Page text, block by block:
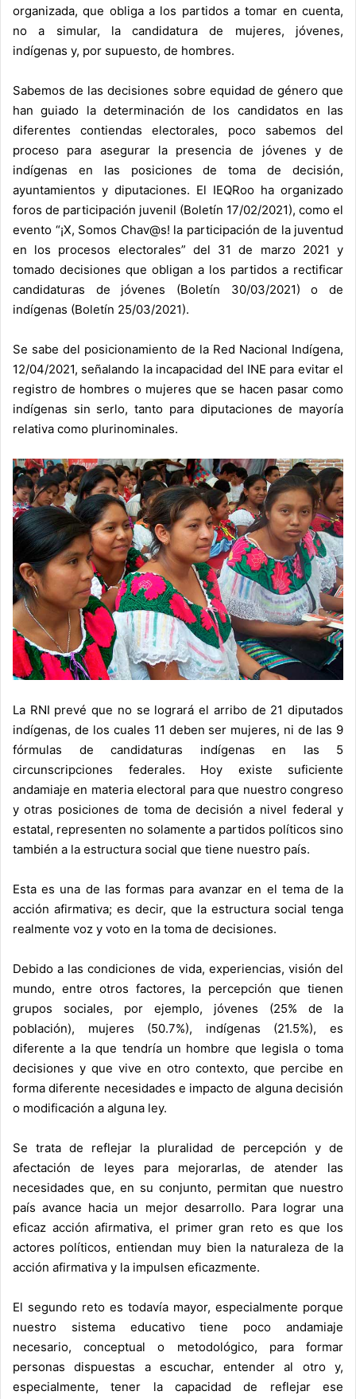
organizada, que obliga a los partidos a tomar en cuenta,
no a simular, la candidatura de mujeres, jóvenes,
indígenas y, por supuesto, de hombres.
Sabemos de las decisiones sobre equidad de género que
han guiado la determinación de los candidatos en las
diferentes contiendas electorales, poco sabemos del
proceso para asegurar la presencia de jóvenes y de
indígenas en las posiciones de toma de decisión,
ayuntamientos y diputaciones. El IEQRoo ha organizado
foros de participación juvenil (Boletín 17/02/2021), como el
evento “¡X, Somos Chav@s! la participación de la juventud
en los procesos electorales” del 31 de marzo 2021 y
tomado decisiones que obligan a los partidos a rectificar
candidaturas de jóvenes (Boletín 30/03/2021) o de
indígenas (Boletín 25/03/2021).
Se sabe del posicionamiento de la Red Nacional Indígena,
12/04/2021, señalando la incapacidad del INE para evitar el
registro de hombres o mujeres que se hacen pasar como
indígenas sin serlo, tanto para diputaciones de mayoría
relativa como plurinominales.
La RNI prevé que no se logrará el arribo de 21 diputados
indígenas, de los cuales 11 deben ser mujeres, ni de las 9
fórmulas de candidaturas indígenas en las 5
circunscripciones federales. Hoy existe suficiente
andamiaje en materia electoral para que nuestro congreso
y otras posiciones de toma de decisión a nivel federal y
estatal, representen no solamente a partidos políticos sino
también a la estructura social que tiene nuestro país.
Esta es una de las formas para avanzar en el tema de la
acción afirmativa; es decir, que la estructura social tenga
realmente voz y voto en la toma de decisiones.
Debido a las condiciones de vida, experiencias, visión del
mundo, entre otros factores, la percepción que tienen
grupos sociales, por ejemplo, jóvenes (25% de la
población), mujeres (50.7%), indígenas (21.5%), es
diferente a la que tendría un hombre que legisla o toma
decisiones y que vive en otro contexto, que percibe en
forma diferente necesidades e impacto de alguna decisión
o modificación a alguna ley.
Se trata de reflejar la pluralidad de percepción y de
afectación de leyes para mejorarlas, de atender las
necesidades que, en su conjunto, permitan que nuestro
país avance hacia un mejor desarrollo. Para lograr una
eficaz acción afirmativa, el primer gran reto es que los
actores políticos, entiendan muy bien la naturaleza de la
acción afirmativa y la impulsen eficazmente.
El segundo reto es todavía mayor, especialmente porque
nuestro sistema educativo tiene poco andamiaje
necesario, conceptual o metodológico, para formar
personas dispuestas a escuchar, entender al otro y,
especialmente, tener la capacidad de reflejar ese